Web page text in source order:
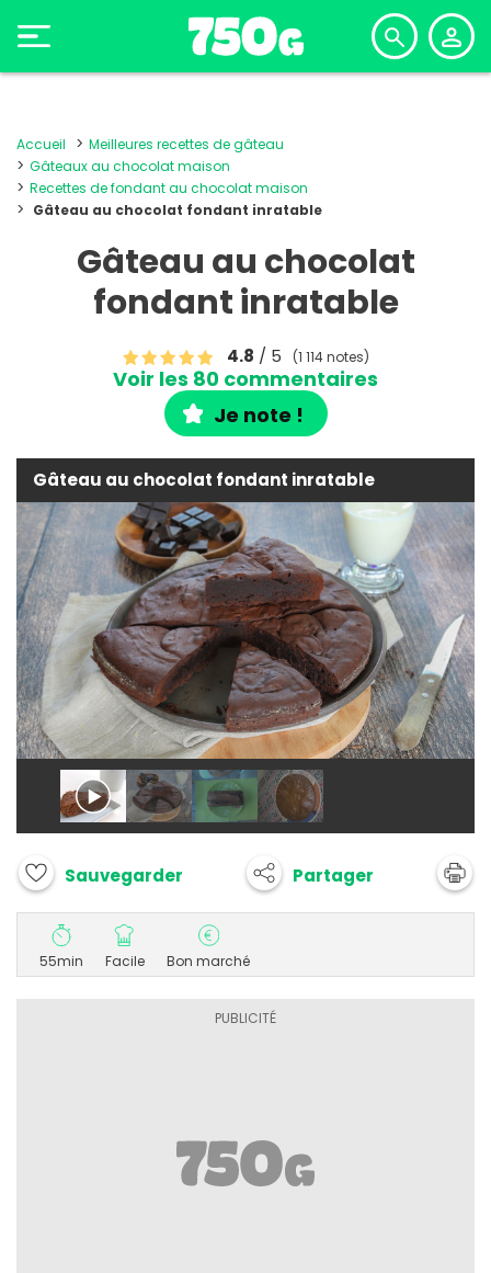
Accueil
Meilleures recettes de gâteau
Gâteaux au chocolat maison
Recettes de fondant au chocolat maison
Gâteau au chocolat fondant inratable
Gâteau au chocolat
fondant inratable
4.8 / 5 (1 114 notes)
Voir les 80 commentaires
Je note !
Gâteau au chocolat fondant inratable
Sauvegarder Partager
55min Facile Bon marché